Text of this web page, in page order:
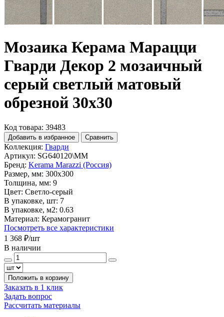
Мозаика Керама Марацци
Гварди Декор 2 мозаичный
серый светлый матовый
обрезной 30x30
Код товара: 39483
Добавить в избранное Сравнить
Коллекция: Гварди
Артикул: SG640120\MM
Бренд: Kerama Marazzi (Россия)
Размер, мм: 300x300
Толщина, мм: 9
Цвет: Светло-серый
В упаковке, шт: 7
В упаковке, м2: 0.63
Материал: Керамогранит
Посмотреть все характеристики
1 368 ₽/шт
В наличии
Положить в корзину
Заказать в 1 клик
Задать вопрос
Рассчитать материалы